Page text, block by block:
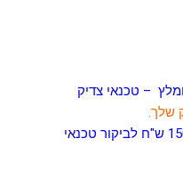
– טכנאי צדיק
שלך.